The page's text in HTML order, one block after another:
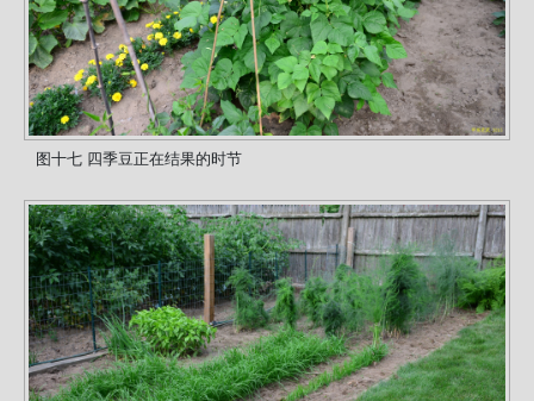
图十七 四季豆正在结果的时节